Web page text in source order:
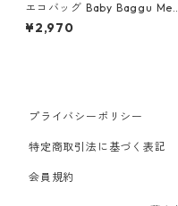
エコバッグ Baby Baggu Met
allic ベビーバグゥ バグー メ
タリック ピンクゴールド
¥2,970
プライバシーポリシー
特定商取引法に基づく表記
会員規約